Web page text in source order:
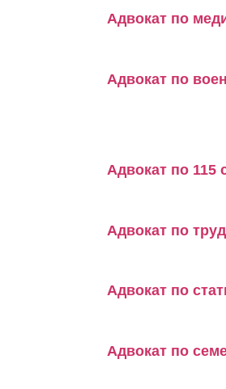
Адвокат по
Адвокат по
Адвокат по 115
Адвокат по
Адвокат по
Адвокат по